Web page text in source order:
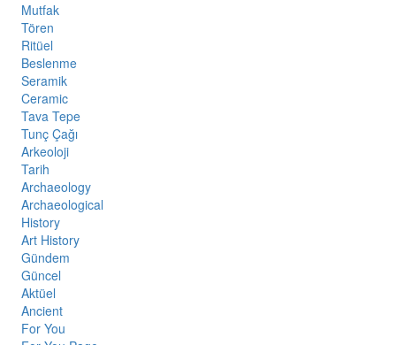
Mutfak
Tören
Ritüel
Beslenme
Seramik
Ceramic
Tava Tepe
Tunç Çağı
Arkeoloji
Tarih
Archaeology
Archaeological
History
Art History
Gündem
Güncel
Aktüel
Ancient
For You